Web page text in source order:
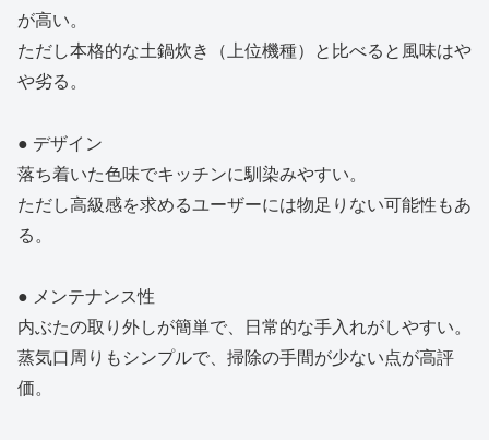
が高い。
ただし本格的な土鍋炊き（上位機種）と比べると風味はや
や劣る。
● デザイン
落ち着いた色味でキッチンに馴染みやすい。
ただし高級感を求めるユーザーには物足りない可能性もあ
る。
● メンテナンス性
内ぶたの取り外しが簡単で、日常的な手入れがしやすい。
蒸気口周りもシンプルで、掃除の手間が少ない点が高評
価。